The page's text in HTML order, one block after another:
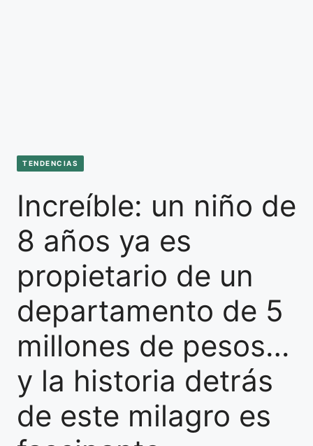
TENDENCIAS
Increíble: un niño de
8 años ya es
propietario de un
departamento de 5
millones de pesos…
y la historia detrás
de este milagro es